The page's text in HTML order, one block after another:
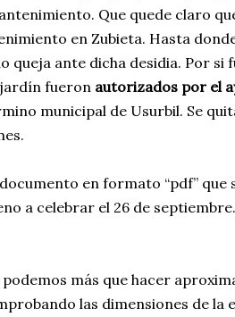
Que quede claro
en Zubieta. Hasta
queja ante dicha desidia. Por si
fueron autorizados por el
municipal de Usurbil. Se
en formato “pdf” que
a celebrar el 26 de
más que hacer
las dimensiones de la